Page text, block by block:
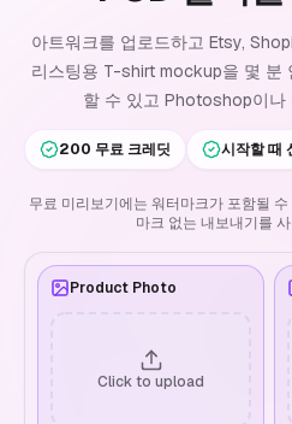
아트워크를 업로드하고 Etsy,
리스팅용 T-shirt mockup을 몇 분
할 수 있고 Photoshop이나
200 무료 크레딧 시작할 때
무료 미리보기에는 워터마크가 포함될
마크 없는 내보내기를
Product Photo
Click to upload